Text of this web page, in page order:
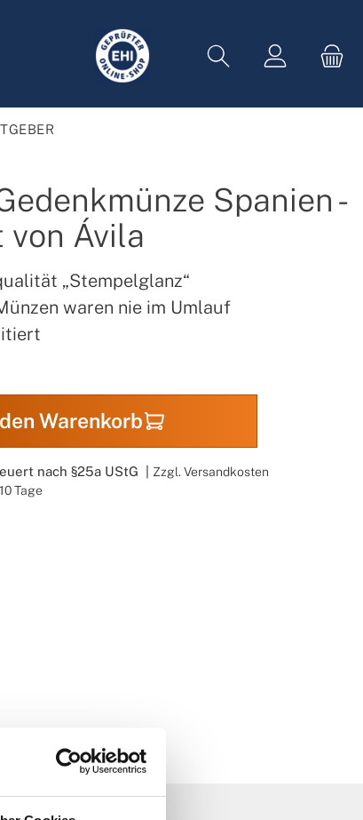
Spanien -
Ávila
„Stempelglanz“
waren nie im Umlauf
Warenkorb
nach §25a UStG | Zzgl. Versandkosten
Tage